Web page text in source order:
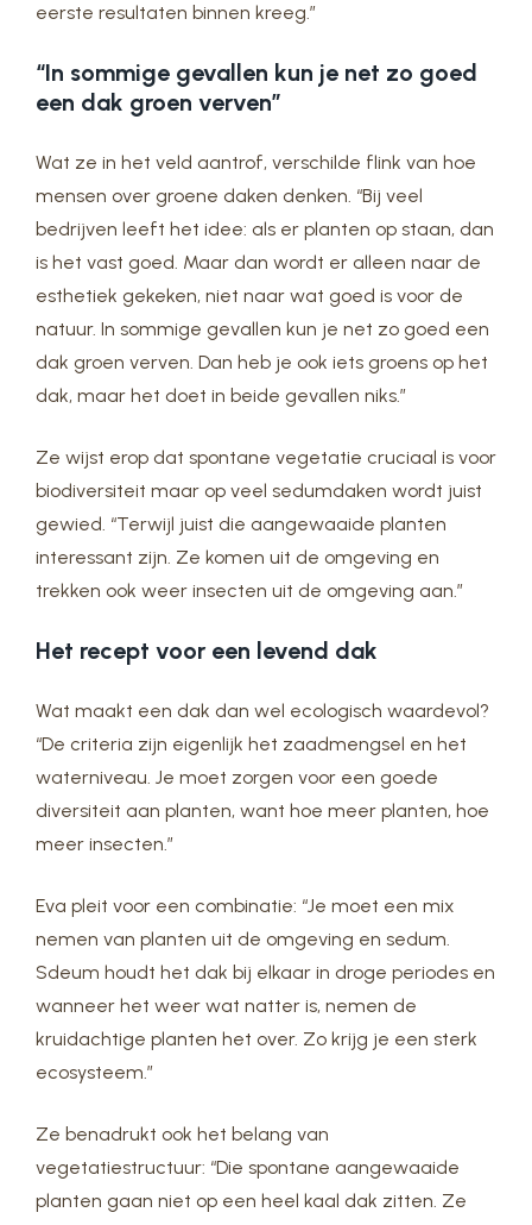
eerste resultaten binnen kreeg.”
“In sommige gevallen kun je net zo goed
een dak groen verven”
Wat ze in het veld aantrof, verschilde flink van hoe
mensen over groene daken denken. “Bij veel
bedrijven leeft het idee: als er planten op staan, dan
is het vast goed. Maar dan wordt er alleen naar de
esthetiek gekeken, niet naar wat goed is voor de
natuur. In sommige gevallen kun je net zo goed een
dak groen verven. Dan heb je ook iets groens op het
dak, maar het doet in beide gevallen niks.”
Ze wijst erop dat spontane vegetatie cruciaal is voor
biodiversiteit maar op veel sedumdaken wordt juist
gewied. “Terwijl juist die aangewaaide planten
interessant zijn. Ze komen uit de omgeving en
trekken ook weer insecten uit de omgeving aan.”
Het recept voor een levend dak
Wat maakt een dak dan wel ecologisch waardevol?
“De criteria zijn eigenlijk het zaadmengsel en het
waterniveau. Je moet zorgen voor een goede
diversiteit aan planten, want hoe meer planten, hoe
meer insecten.”
Eva pleit voor een combinatie: “Je moet een mix
nemen van planten uit de omgeving en sedum.
Sdeum houdt het dak bij elkaar in droge periodes en
wanneer het weer wat natter is, nemen de
kruidachtige planten het over. Zo krijg je een sterk
ecosysteem.”
Ze benadrukt ook het belang van
vegetatiestructuur: “Die spontane aangewaaide
planten gaan niet op een heel kaal dak zitten. Ze